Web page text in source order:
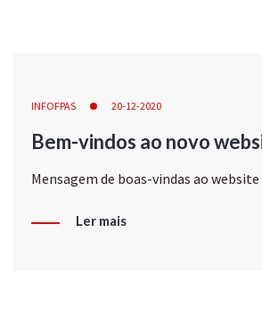
INFOFPAS 20-12-2020
Bem-vindos ao novo
Mensagem de boas-vindas ao website
Ler mais